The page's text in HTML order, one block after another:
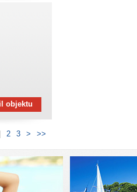
objektu
2 3 > >>